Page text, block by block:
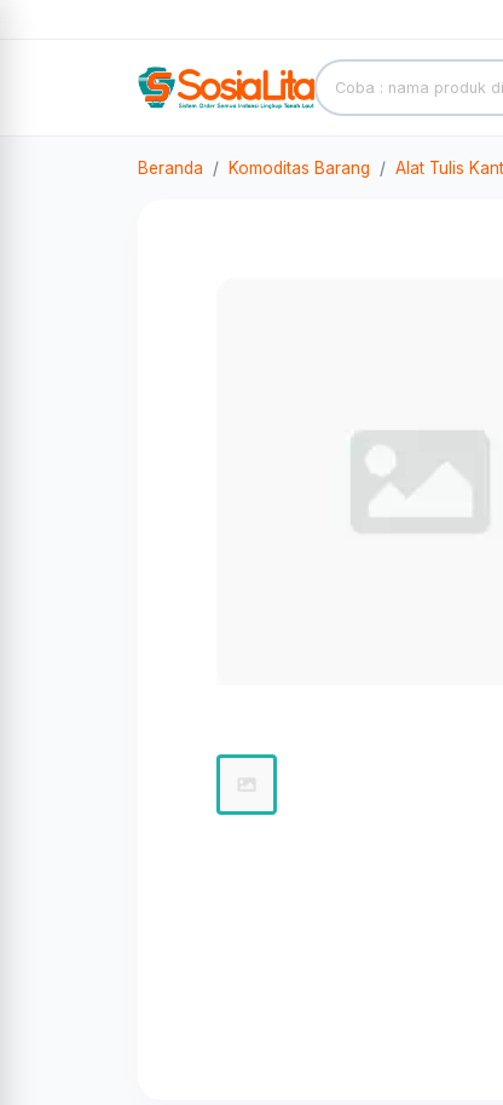
Beranda Komoditas Barang Alat Tulis